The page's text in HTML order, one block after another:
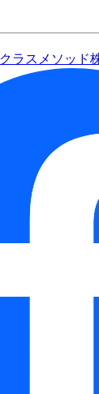
クラスメソッド